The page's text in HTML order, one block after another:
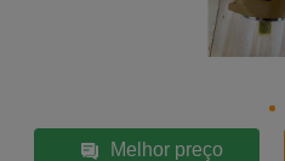
Melhor preço